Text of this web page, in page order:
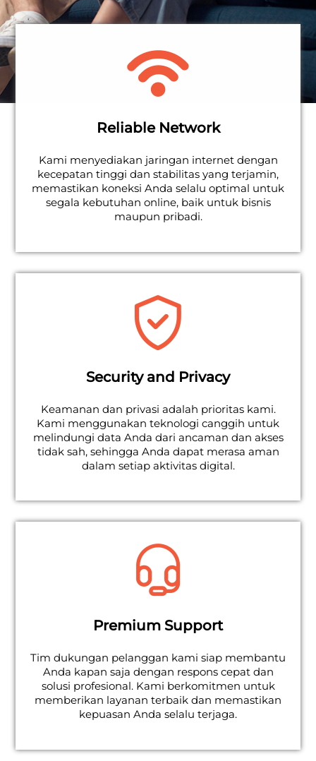
Reliable Network
Kami menyediakan jaringan internet dengan
kecepatan tinggi dan stabilitas yang terjamin,
memastikan koneksi Anda selalu optimal untuk
segala kebutuhan online, baik untuk bisnis
maupun pribadi.
Security and Privacy
Keamanan dan privasi adalah prioritas kami.
Kami menggunakan teknologi canggih untuk
melindungi data Anda dari ancaman dan akses
tidak sah, sehingga Anda dapat merasa aman
dalam setiap aktivitas digital.
Premium Support
Tim dukungan pelanggan kami siap membantu
Anda kapan saja dengan respons cepat dan
solusi profesional. Kami berkomitmen untuk
memberikan layanan terbaik dan memastikan
kepuasan Anda selalu terjaga.